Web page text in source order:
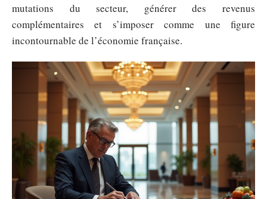
mutations du secteur, générer des revenus
complémentaires et s’imposer comme une figure
incontournable de l’économie française.